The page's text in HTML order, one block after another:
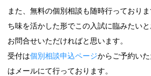
また、無料の個別相談も随時行っており
ち味を活かした形でこの入試に臨みたい
お問合せいただければと思います。
受付は個別相談申込ページからご予約い
はメールにて行っております。